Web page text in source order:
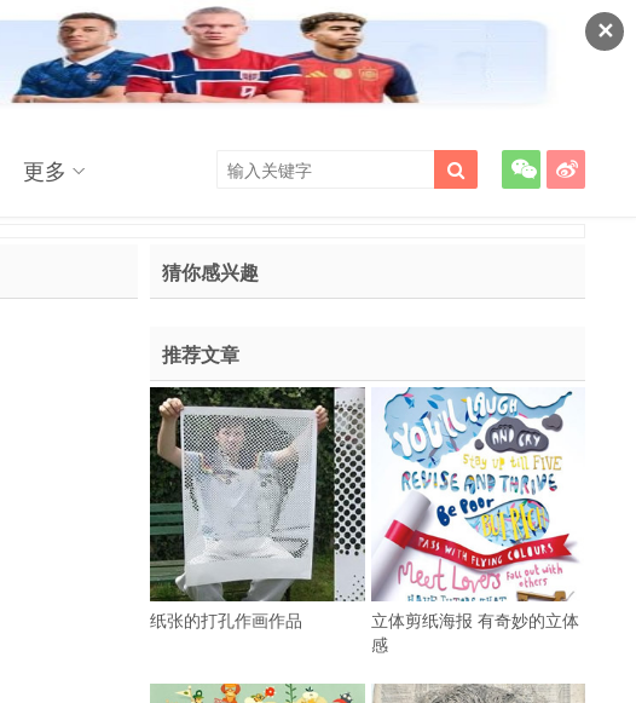
✕
更多
猜你感兴趣
推荐文章
纸张的打孔作画作品
立体剪纸海报 有奇妙的立体
感